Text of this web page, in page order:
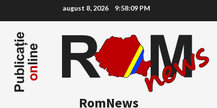
content
august 8, 2026 9:58:11 PM
RomNews